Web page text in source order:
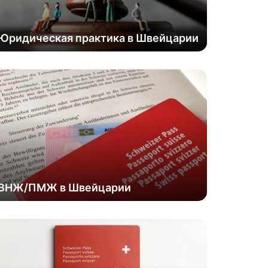
практика в Швейцарии
ПМЖ в Швейцарии